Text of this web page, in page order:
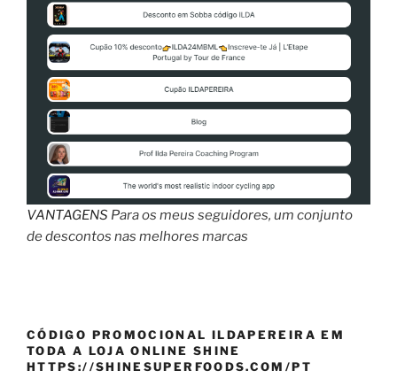
VANTAGENS Para os meus seguidores, um conjunto
de descontos nas melhores marcas
CÓDIGO PROMOCIONAL ILDAPEREIRA EM
TODA A LOJA ONLINE SHINE
HTTPS://SHINESUPERFOODS.COM/PT